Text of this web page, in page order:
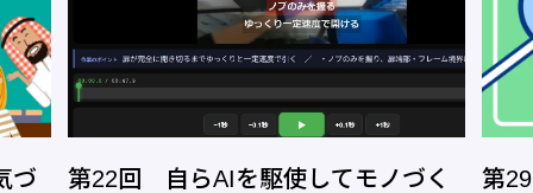
く
第29回 景気後退局面で技術者育成
第